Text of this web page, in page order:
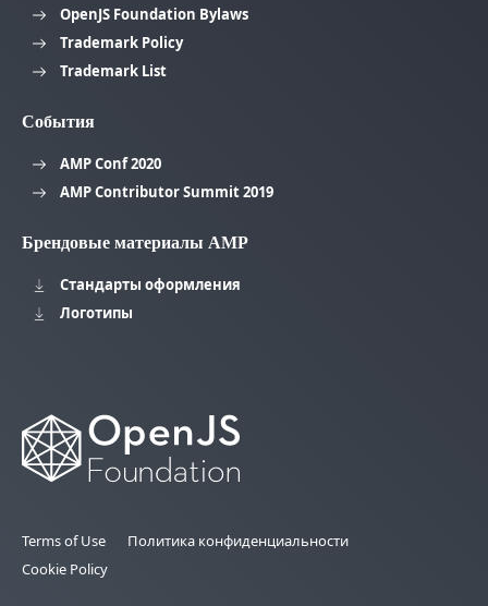
OpenJS Foundation Bylaws
Trademark Policy
Trademark List
События
AMP Conf 2020
AMP Contributor Summit 2019
Брендовые материалы AMP
Стандарты оформления
Логотипы
Terms of Use
Политика конфиденциальности
Cookie Policy